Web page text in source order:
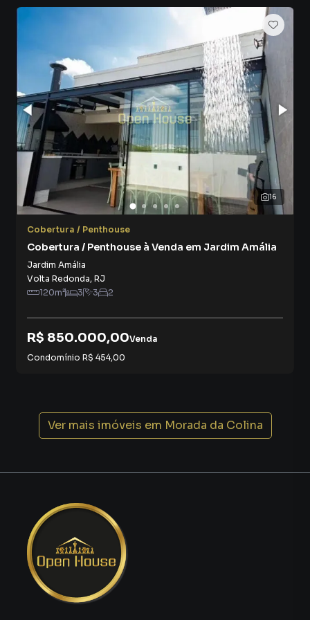
✔ sala de estar
✔ home office integrado
Isso traz mais conforto para a família e também mais
liberdade para personalizar o imóvel conforme seu estilo
de vida.
Além disso, ambientes amplos deixam o imóvel mais
valorizado e agradável.
🛏️ 3 Quartos Para Mais Conforto e Privacidade
O imóvel conta com 3 quartos muito bem distribuídos.
Isso permite diferentes possibilidades para a família:
✔ quarto principal confortável
✔ escritório
✔ espaço para home office
Principalmente para quem trabalha remotamente ou
Ter dois banheiros é um diferencial importante para o
conforto diário.
Isso proporciona:
✔ mais praticidade
16
Cobertura / Penthouse
Cobertura / Penthouse à Venda em Jardim Amália
Jardim Amália
Volta Redonda, RJ
120m² 3 3 2
R$ 850.000,00Venda
Condomínio R$ 454,00
Ver mais imóveis em Morada da Colina